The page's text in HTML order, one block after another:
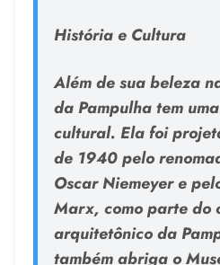
História e Cultura
Além de sua beleza
da Pampulha tem
cultural. Ela foi
de 1940 pelo
Oscar Niemeyer e
Marx, como parte do
arquitetônico da
também abriga o